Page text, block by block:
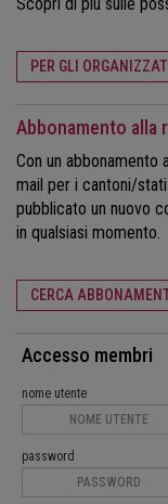
PER GLI
Abbonamento alla
Con un
mail per i cantoni/
pubblicato un nuovo
in qualsiasi momento.
CERCA
Accesso membri
nome utente
password